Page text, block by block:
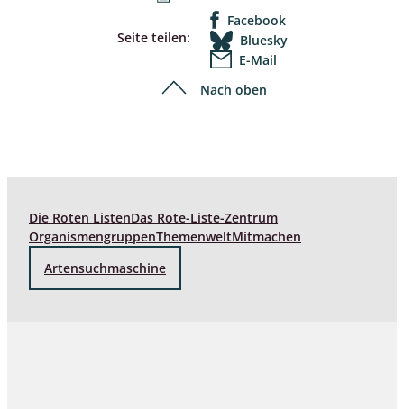
Seite teilen:
Facebook
Bluesky
E-Mail
Nach oben
Die Roten ListenDas Rote-Liste-Zentrum
OrganismengruppenThemenweltMitmachen
Artensuchmaschine